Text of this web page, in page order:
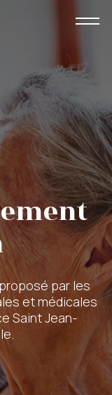
par les
et médicales
Saint Jean-